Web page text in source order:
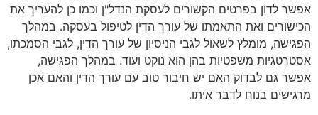
אפשר לדון בפרטים הקשורים לעסקת הנדל"ן וכמו כן להעריך את
הכישורים ואת התאמתו של עורך הדין לטיפול בעסקה. במהלך
הפגישה, מומלץ לשאול לגבי הניסיון של עורך הדין, לגבי הסמכתו,
אסטרטגיות משפטיות בהן הוא נוקט ועוד. במהלך הפגישה,
אפשר גם לבדוק האם יש חיבור טוב עם עורך הדין והאם אכן
מרגישים בנוח לדבר איתו.